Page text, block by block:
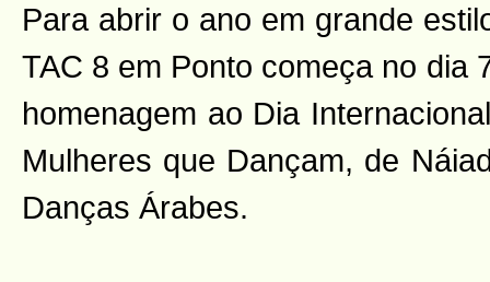
Para abrir o ano em grande
TAC 8 em Ponto começa no dia
homenagem ao Dia
Mulheres que Dançam, de
Danças Árabes.